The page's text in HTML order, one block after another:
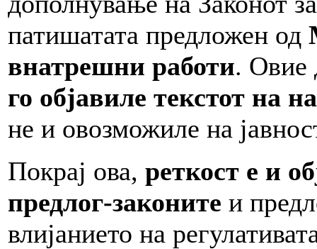
патишатата предложен од
внатрешни работи. Овие
го објавиле текстот на
не и овозможиле на
Покрај ова, реткост е и
предлог-законите и
влијанието на